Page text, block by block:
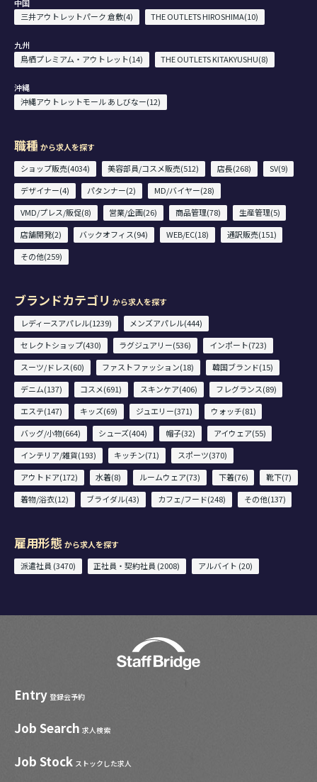
中国
三井アウトレットパーク 倉敷(4)
THE OUTLETS HIROSHIMA(10)
九州
鳥栖プレミアム・アウトレット(14)
THE OUTLETS KITAKYUSHU(8)
沖縄
沖縄アウトレットモール あしびなー(12)
職種 から求人を探す
ショップ販売(4034)
美容部員/コスメ販売(512) 店長(268)
SV(9)
デザイナー(4)
パタンナー(2)
MD/バイヤー(28)
VMD/プレス/販促(8)
営業/企画(26) 商品管理(78)
生産管理(5)
店舗開発(2)
バックオフィス(94) WEB/EC(18)
通訳販売(151)
その他(259)
ブランドカテゴリ から求人を探す
レディースアパレル(1239)
メンズアパレル(444)
セレクトショップ(430)
ラグジュアリー(536)
インポート(723)
スーツ/ドレス(60)
ファストファッション(18)
韓国ブランド(15)
デニム(137)
コスメ(691) スキンケア(406)
フレグランス(89)
エステ(147)
キッズ(69) ジュエリー(371)
ウォッチ(81)
バッグ/小物(664)
シューズ(404) 帽子(32)
アイウェア(55)
インテリア/雑貨(193)
キッチン(71)
スポーツ(370)
アウトドア(172)
水着(8) ルームウェア(73) 下着(76)
靴下(7)
着物/浴衣(12)
ブライダル(43) カフェ/フード(248) その他(137)
雇用形態 から求人を探す
派遣社員 (3470)
正社員・契約社員 (2008) アルバイト (20)
Entry 登録会予約
Job Search 求人検索
Job Stock ストックした求人